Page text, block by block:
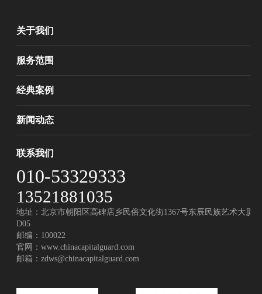
关于我们
服务范围
经典案例
新闻动态
联系我们
010-53329333
13521881035
地址：北京市朝阳区高碑店乡民俗文化街1367号东辰民族艺术大厦
D05
邮编：100022
官网：www.chinacapitalguard.com
邮箱：zdws@chinacapitalguard.com